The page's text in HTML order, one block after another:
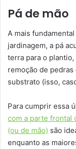
Pá de mão
A mais
jardinagem, a pá
terra para o
remoção de
substrato (isso,
Para cumprir essa
com a parte frontal
(ou de mão) são
enquanto as